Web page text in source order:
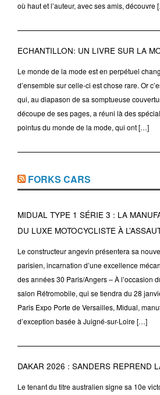
où haut et l’auteur, avec ses amis, découvre
ECHANTILLON: UN LIVRE SUR LA
Le monde de la mode est en perpétuel
d’ensemble sur celle-ci est chose rare. Or
qui, au diapason de sa somptueuse
découpe de ses pages, a réuni là des
pointus du monde de la mode, qui ont […]
FORKS CARS
MIDUAL TYPE 1 SÉRIE 3 : LA
DU LUXE MOTOCYCLISTE À
Le constructeur angevin présentera sa
parisien, incarnation d’une excellence
des années 30 Paris/Angers – À l’occasion
salon Rétromobile, qui se tiendra du 28
Paris Expo Porte de Versailles, Midual,
d’exception basée à Juigné-sur-Loire […]
DAKAR 2026 : SANDERS REPREND
Le tenant du titre australien signe sa 10e